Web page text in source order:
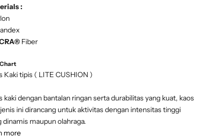
:
Fiber
Kaki tipis ( LITE CUSHION )
kaki dengan bantalan ringan serta durabilitas yang kuat, kaos
ini dirancang untuk aktivitas dengan intensitas tinggi
dinamis maupun olahraga.
more